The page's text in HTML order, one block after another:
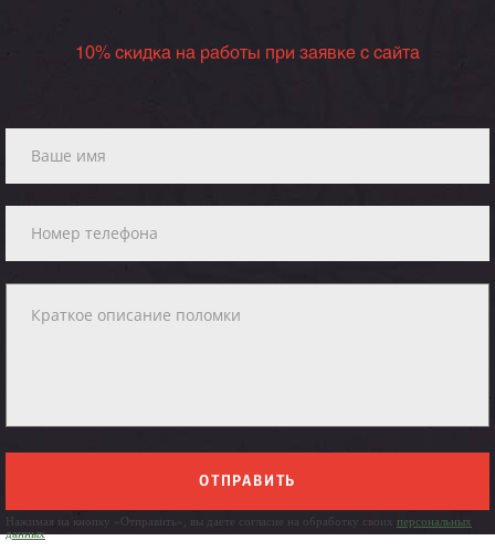
10% скидка на работы при заявке с сайта
ОТПРАВИТЬ
Нажимая на кнопку «Отправить», вы даете согласие на обработку своих персональных
данных